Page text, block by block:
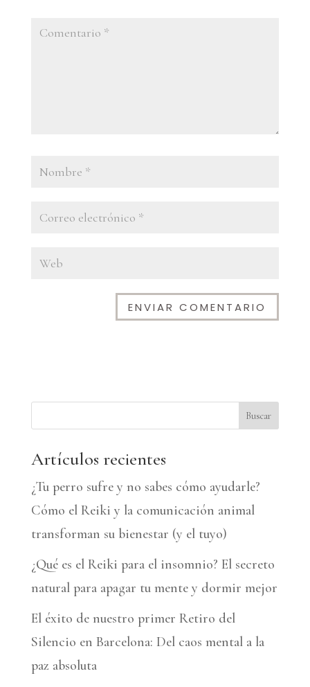
e
r
n
t
e
:
Buscar
Artículos recientes
¿Tu perro sufre y no sabes cómo ayudarle?
Cómo el Reiki y la comunicación animal
transforman su bienestar (y el tuyo)
¿Qué es el Reiki para el insomnio? El secreto
natural para apagar tu mente y dormir mejor
El éxito de nuestro primer Retiro del
Silencio en Barcelona: Del caos mental a la
paz absoluta